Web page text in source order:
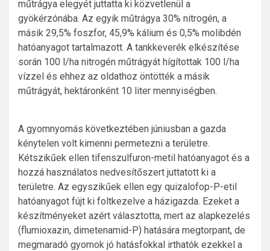
műtrágya elegyét juttatta ki közvetlenül a
gyökérzónába. Az egyik műtrágya 30% nitrogén, a
másik 29,5% foszfor, 45,9% kálium és 0,5% molibdén
hatóanyagot tartalmazott. A tankkeverék elkészítése
során 100 l/ha nitrogén műtrágyát hígítottak 100 l/ha
vízzel és ehhez az oldathoz öntötték a másik
műtrágyát, hektáronként 10 liter mennyiségben.
A gyomnyomás következtében júniusban a gazda
kénytelen volt kimenni permetezni a területre.
Kétszikűek ellen tifenszulfuron-metil hatóanyagot és a
hozzá használatos nedvesítőszert juttatott ki a
területre. Az egyszikűek ellen egy quizalofop-P-etil
hatóanyagot fújt ki foltkezelve a házigazda. Ezeket a
készítményeket azért választotta, mert az alapkezelés
(flumioxazin, dimetenamid-P) hatására megtorpant, de
megmaradó gyomok jó hatásfokkal irthatók ezekkel a